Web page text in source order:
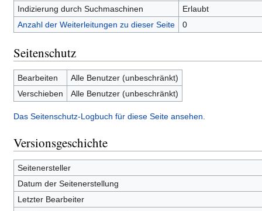
Indizierung durch Suchmaschinen
Erlaubt
Anzahl der Weiterleitungen zu dieser Seite
0
Seitenschutz
Bearbeiten
Alle Benutzer (unbeschränkt)
Verschieben
Alle Benutzer (unbeschränkt)
Das Seitenschutz-Logbuch für diese Seite ansehen.
Versionsgeschichte
Seitenersteller
Datum der Seitenerstellung
Letzter Bearbeiter